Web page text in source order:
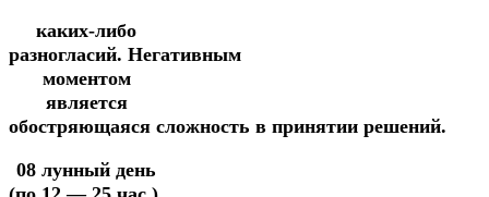
каких-либо
разногласий. Негативным
моментом
является
обостряющаяся сложность в принятии решений.
08 лунный день